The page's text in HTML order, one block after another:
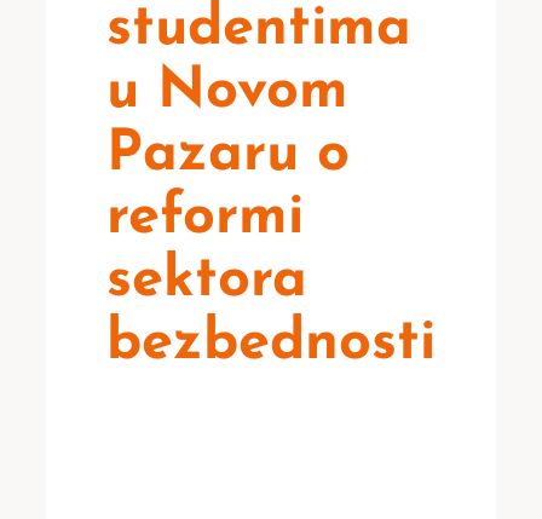
studentima
u Novom
Pazaru o
reformi
sektora
bezbednosti